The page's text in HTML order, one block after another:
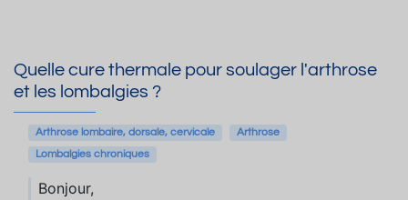
Quelle cure thermale pour soulager l'arthrose
et les lombalgies ?
Arthrose lombaire, dorsale, cervicale
Arthrose
Lombalgies chroniques
Bonjour,